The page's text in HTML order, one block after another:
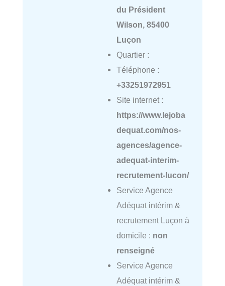
du Président
Wilson, 85400
Luçon
Quartier :
Téléphone :
+33251972951
Site internet :
https://www.lejoba
dequat.com/nos-
agences/agence-
adequat-interim-
recrutement-lucon/
Service Agence
Adéquat intérim &
recrutement Luçon à
domicile : non
renseigné
Service Agence
Adéquat intérim &